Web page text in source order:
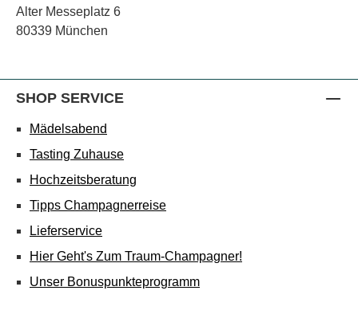
Alter Messeplatz 6
80339 München
SHOP SERVICE
Mädelsabend
Tasting Zuhause
Hochzeitsberatung
Tipps Champagnerreise
Lieferservice
Hier Geht's Zum Traum-Champagner!
Unser Bonuspunkteprogramm